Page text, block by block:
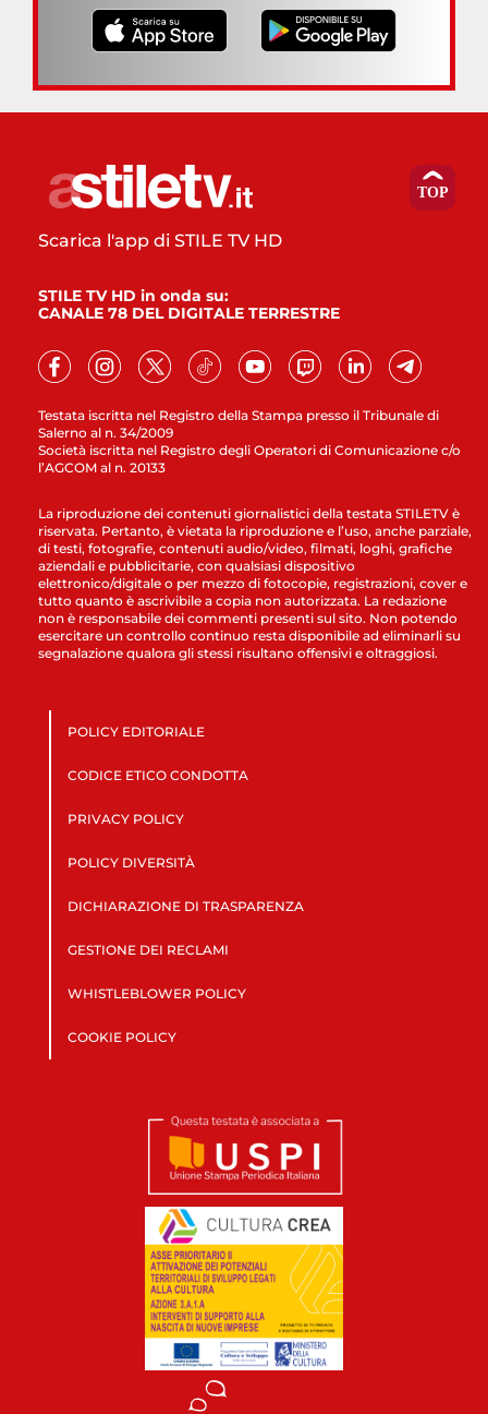
Testata iscritta nel Registro della Stampa presso il Tribunale di
Salerno al n. 34/2009
Società iscritta nel Registro degli Operatori di Comunicazione c/o
l’AGCOM al n. 20133
Scarica l'app di STILE TV HD
STILE TV HD in onda su:
CANALE 78 DEL DIGITALE TERRESTRE
La riproduzione dei contenuti giornalistici della testata STILETV è
riservata. Pertanto, è vietata la riproduzione e l’uso, anche parziale,
di testi, fotografie, contenuti audio/video, filmati, loghi, grafiche
aziendali e pubblicitarie, con qualsiasi dispositivo
elettronico/digitale o per mezzo di fotocopie, registrazioni, cover e
tutto quanto è ascrivibile a copia non autorizzata. La redazione
non è responsabile dei commenti presenti sul sito. Non potendo
esercitare un controllo continuo resta disponibile ad eliminarli su
segnalazione qualora gli stessi risultano offensivi e oltraggiosi.
POLICY EDITORIALE
CODICE ETICO CONDOTTA
PRIVACY POLICY
POLICY DIVERSITÀ
DICHIARAZIONE DI TRASPARENZA
GESTIONE DEI RECLAMI
WHISTLEBLOWER POLICY
COOKIE POLICY